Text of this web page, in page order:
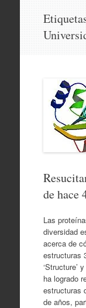
contenido
de hace
Las
diversidad
acerca de
estructuras
‘Structure’
ha logrado
estructuras
de años,